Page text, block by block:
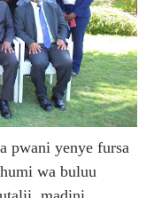
pwani yenye fursa
wa buluu